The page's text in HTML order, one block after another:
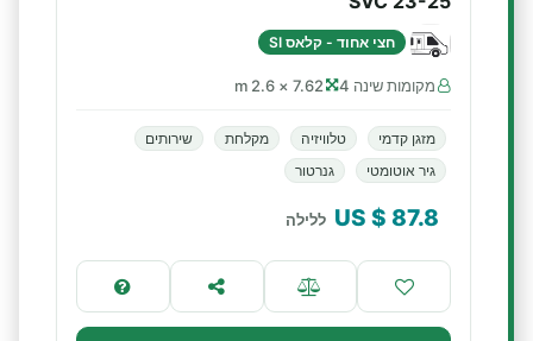
חצי אחוד - קלאס SI
מקומות שינה 4 7.62 × 2.6 m
מזגן קדמי טלוויזיה מקלחת
שירותים
גיר אוטומטי
גנרטור
87.8
$ US ללילה